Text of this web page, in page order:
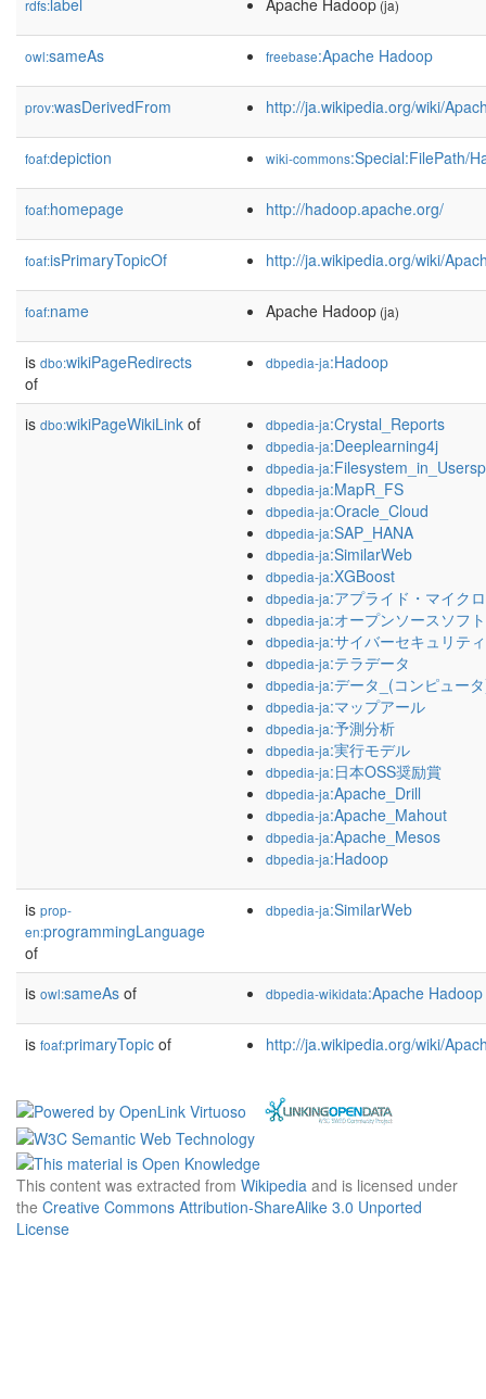
rdfs:label Apache Hadoop (ja)
owl:sameAs freebase:Apache Hadoop
prov:wasDerivedFrom http://ja.wikipedia.org/wiki/
foaf:depiction wiki-commons:Special:FilePath/
foaf:homepage http://hadoop.apache.org/
foaf:isPrimaryTopicOf http://ja.wikipedia.org/wiki/
foaf:name Apache Hadoop (ja)
is dbo:wikiPageRedirects
of
dbpedia-ja:Hadoop
is dbo:wikiPageWikiLink of dbpedia-ja:Crystal_Reports
dbpedia-ja:Deeplearning4j
dbpedia-ja
dbpedia-ja:MapR_FS
dbpedia-ja:Oracle_Cloud
dbpedia-ja:SAP_HANA
dbpedia-ja:SimilarWeb
dbpedia-ja:XGBoost
dbpedia-ja:アプライド・マイク
dbpedia-ja:オープンソースソフ
dbpedia-ja:サイバーセキュリティ
dbpedia-ja:テラデータ
dbpedia-ja:データ_(コンピュー
dbpedia-ja:マップアール
dbpedia-ja:予測分析
dbpedia-ja:実行モデル
dbpedia-ja:日本OSS奨励賞
dbpedia-ja:Apache_Drill
dbpedia-ja:Apache_Mahout
dbpedia-ja:Apache_Mesos
dbpedia-ja:Hadoop
is prop-
en:programmingLanguage
of
dbpedia-ja:SimilarWeb
is owl:sameAs of dbpedia-wikidata:Apache Hadoop
is foaf:primaryTopic of http://ja.wikipedia.org/wiki/
This content was extracted from Wikipedia and is licensed under
the Creative Commons Attribution-ShareAlike 3.0 Unported
License